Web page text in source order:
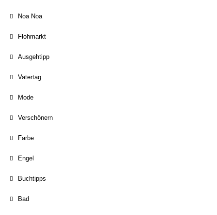
Noa Noa
Flohmarkt
Ausgehtipp
Vatertag
Mode
Verschönern
Farbe
Engel
Buchtipps
Bad